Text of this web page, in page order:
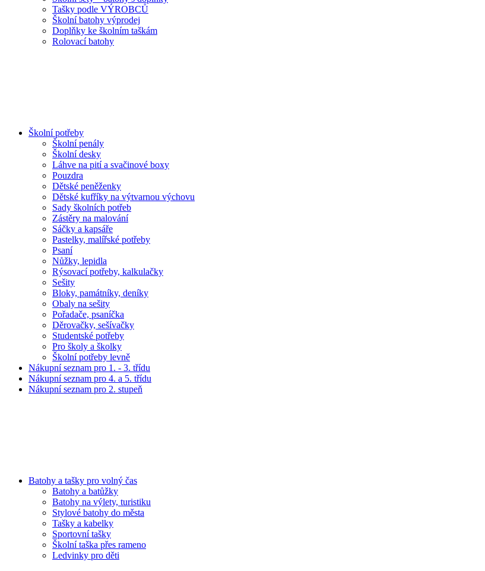
Tašky podle VÝROBCŮ
Školní batohy výprodej
Doplňky ke školním taškám
Rolovací batohy
Školní potřeby
Školní penály
Školní desky
Láhve na pití a svačinové boxy
Pouzdra
Dětské peněženky
Dětské kufříky na výtvarnou výchovu
Sady školních potřeb
Zástěry na malování
Sáčky a kapsáře
Pastelky, malířské potřeby
Psaní
Nůžky, lepidla
Rýsovací potřeby, kalkulačky
Sešity
Bloky, památníky, deníky
Obaly na sešity
Pořadače, psaníčka
Děrovačky, sešívačky
Studentské potřeby
Pro školy a školky
Školní potřeby levně
Nákupní seznam pro 1. - 3. třídu
Nákupní seznam pro 4. a 5. třídu
Nákupní seznam pro 2. stupeň
Batohy a tašky pro volný čas
Batohy a batůžky
Batohy na výlety, turistiku
Stylové batohy do města
Tašky a kabelky
Sportovní tašky
Školní taška přes rameno
Ledvinky pro děti